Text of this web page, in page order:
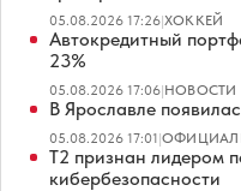
05.08.2026 17:26|ХОККЕЙ
Автокредитный
23%
05.08.2026 17:06|
В Ярославле
05.08.2026 17:01|
Т2 признан лидером
кибербезопасности